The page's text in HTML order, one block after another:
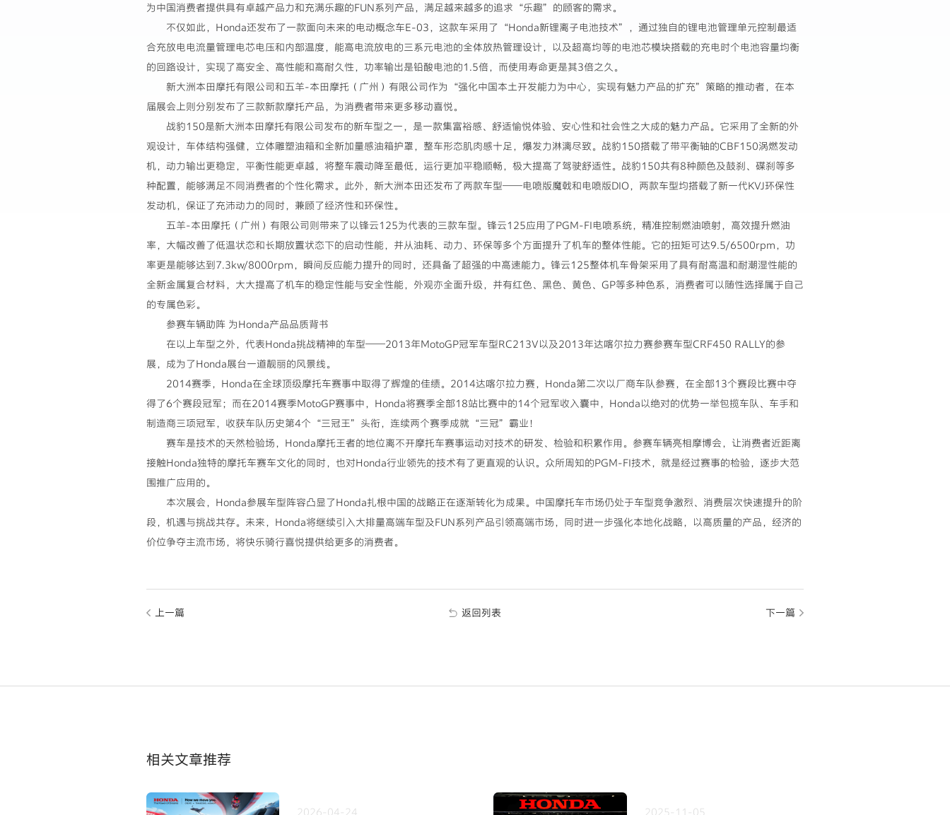
为中国消费者提供具有卓越产品力和充满乐趣的FUN系列产品，满足越来越多的追求“乐趣”的顾客的需求。
不仅如此，Honda还发布了一款面向未来的电动概念车E-03，这款车采用了“Honda新锂离子电池技术”，通过独自的锂电池管理单元控制最适
合充放电电流量管理电芯电压和内部温度，能高电流放电的三系元电池的全体放热管理设计，以及超高均等的电池芯模块搭载的充电时个电池容量均衡
的回路设计，实现了高安全、高性能和高耐久性，功率输出是铅酸电池的1.5倍，而使用寿命更是其3倍之久。
新大洲本田摩托有限公司和五羊-本田摩托（广州）有限公司作为“强化中国本土开发能力为中心，实现有魅力产品的扩充”策略的推动者，在本
届展会上则分别发布了三款新款摩托产品，为消费者带来更多移动喜悦。
战豹150是新大洲本田摩托有限公司发布的新车型之一，是一款集富裕感、舒适愉悦体验、安心性和社会性之大成的魅力产品。它采用了全新的外
观设计，车体结构强健，立体雕塑油箱和全新加量感油箱护罩，整车形态肌肉感十足，爆发力淋漓尽致。战豹150搭载了带平衡轴的CBF150涡燃发动
机，动力输出更稳定，平衡性能更卓越，将整车震动降至最低，运行更加平稳顺畅，极大提高了驾驶舒适性。战豹150共有8种颜色及鼓刹、碟刹等多
种配置，能够满足不同消费者的个性化需求。此外，新大洲本田还发布了两款车型——电喷版魔戟和电喷版DIO，两款车型均搭载了新一代KVJ环保性
发动机，保证了充沛动力的同时，兼顾了经济性和环保性。
五羊-本田摩托（广州）有限公司则带来了以锋云125为代表的三款车型。锋云125应用了PGM-FI电喷系统，精准控制燃油喷射，高效提升燃油
率，大幅改善了低温状态和长期放置状态下的启动性能，并从油耗、动力、环保等多个方面提升了机车的整体性能。它的扭矩可达9.5/6500rpm，功
率更是能够达到7.3kw/8000rpm，瞬间反应能力提升的同时，还具备了超强的中高速能力。锋云125整体机车骨架采用了具有耐高温和耐潮湿性能的
全新金属复合材料，大大提高了机车的稳定性能与安全性能，外观亦全面升级，并有红色、黑色、黄色、GP等多种色系，消费者可以随性选择属于自己
的专属色彩。
参赛车辆助阵 为Honda产品品质背书
在以上车型之外，代表Honda挑战精神的车型——2013年MotoGP冠军车型RC213V以及2013年达喀尔拉力赛参赛车型CRF450 RALLY的参
展，成为了Honda展台一道靓丽的风景线。
2014赛季，Honda在全球顶级摩托车赛事中取得了辉煌的佳绩。2014达喀尔拉力赛，Honda第二次以厂商车队参赛，在全部13个赛段比赛中夺
得了6个赛段冠军；而在2014赛季MotoGP赛事中，Honda将赛季全部18站比赛中的14个冠军收入囊中，Honda以绝对的优势一举包揽车队、车手和
制造商三项冠军，收获车队历史第4个“三冠王”头衔，连续两个赛季成就“三冠”霸业！
赛车是技术的天然检验场，Honda摩托王者的地位离不开摩托车赛事运动对技术的研发、检验和积累作用。参赛车辆亮相摩博会，让消费者近距离
接触Honda独特的摩托车赛车文化的同时，也对Honda行业领先的技术有了更直观的认识。众所周知的PGM-FI技术，就是经过赛事的检验，逐步大范
围推广应用的。
本次展会，Honda参展车型阵容凸显了Honda扎根中国的战略正在逐渐转化为成果。中国摩托车市场仍处于车型竞争激烈、消费层次快速提升的阶
段，机遇与挑战共存。未来，Honda将继续引入大排量高端车型及FUN系列产品引领高端市场，同时进一步强化本地化战略，以高质量的产品，经济的
价位争夺主流市场，将快乐骑行喜悦提供给更多的消费者。
上一篇 返回列表 下一篇
相关文章推荐
2026-04-24 2025-11-05